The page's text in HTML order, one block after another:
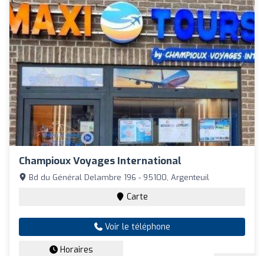
Champioux Voyages International
Bd du Général Delambre 196 - 95100, Argenteuil
Carte
Voir le téléphone
Horaires